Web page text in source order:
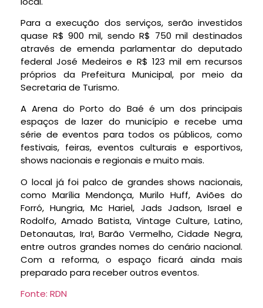
Para a execução dos serviços, serão investidos
quase R$ 900 mil, sendo R$ 750 mil destinados
através de emenda parlamentar do deputado
federal José Medeiros e R$ 123 mil em recursos
próprios da Prefeitura Municipal, por meio da
Secretaria de Turismo.
A Arena do Porto do Baé é um dos principais
espaços de lazer do município e recebe uma
série de eventos para todos os públicos, como
festivais, feiras, eventos culturais e esportivos,
shows nacionais e regionais e muito mais.
O local já foi palco de grandes shows nacionais,
como Marília Mendonça, Murilo Huff, Aviões do
Forró, Hungria, Mc Hariel, Jads Jadson, Israel e
Rodolfo, Amado Batista, Vintage Culture, Latino,
Detonautas, Ira!, Barão Vermelho, Cidade Negra,
entre outros grandes nomes do cenário nacional.
Com a reforma, o espaço ficará ainda mais
preparado para receber outros eventos.
Fonte: RDN